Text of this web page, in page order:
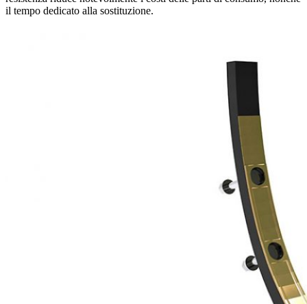
il tempo dedicato alla sostituzione.